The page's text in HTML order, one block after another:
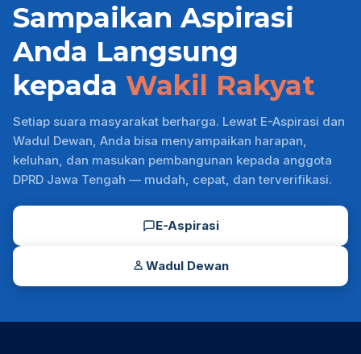
Sampaikan Aspirasi
Anda Langsung
kepada Wakil Rakyat
Setiap suara masyarakat berharga. Lewat E-Aspirasi dan
Wadul Dewan, Anda bisa menyampaikan harapan,
keluhan, dan masukan pembangunan kepada anggota
DPRD Jawa Tengah — mudah, cepat, dan terverifikasi.
E-Aspirasi
Wadul Dewan